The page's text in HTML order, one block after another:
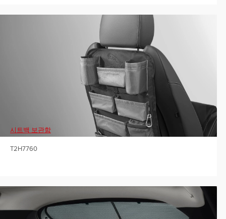
시트백 보관함
T2H7760